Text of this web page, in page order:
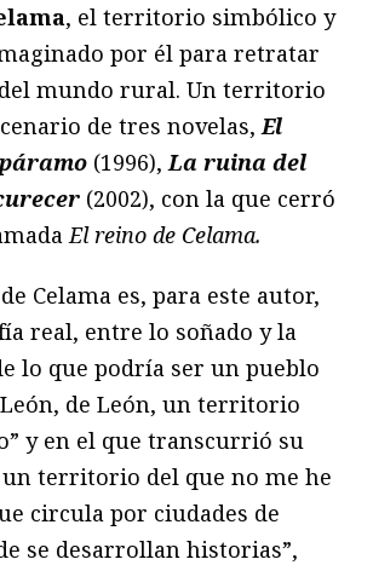
, el territorio simbólico y
por él para retratar
mundo rural. Un territorio
de tres novelas,El
(1996),La ruina del
(2002), con la que cerró
El reino de Celama.
Celama es, para este autor,
real, entre lo soñado y la
lo que podría ser un pueblo
de León, un territorio
y en el que transcurrió su
un territorio del que no me he
circula por ciudades de
se desarrollan historias”,